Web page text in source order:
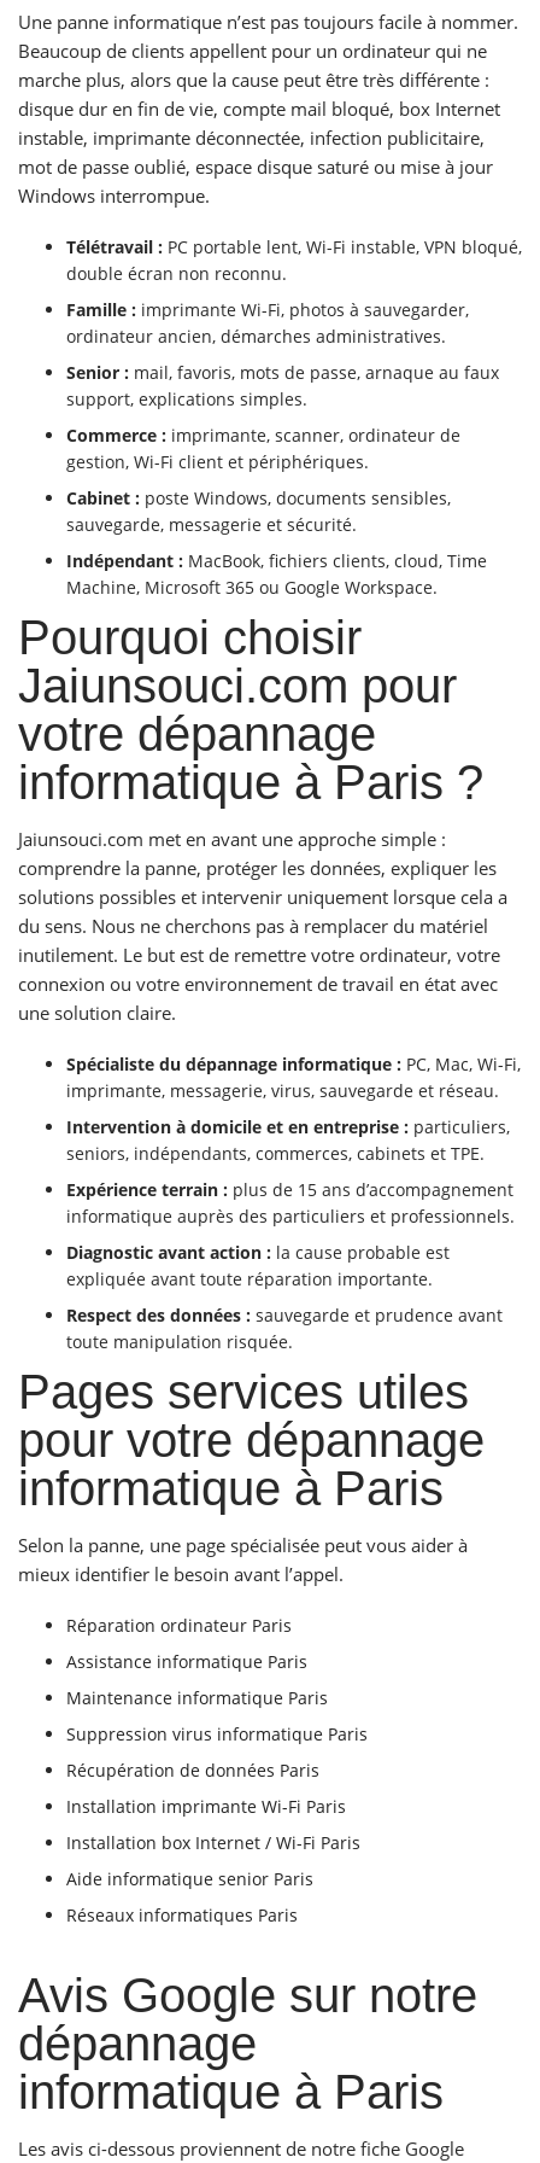
Une panne informatique n’est pas toujours facile à nommer.
Beaucoup de clients appellent pour un ordinateur qui ne
marche plus, alors que la cause peut être très différente :
disque dur en fin de vie, compte mail bloqué, box Internet
instable, imprimante déconnectée, infection publicitaire,
mot de passe oublié, espace disque saturé ou mise à jour
Windows interrompue.
Télétravail : PC portable lent, Wi-Fi instable, VPN bloqué,
double écran non reconnu.
Famille : imprimante Wi-Fi, photos à sauvegarder,
ordinateur ancien, démarches administratives.
Senior : mail, favoris, mots de passe, arnaque au faux
support, explications simples.
Commerce : imprimante, scanner, ordinateur de
gestion, Wi-Fi client et périphériques.
Cabinet : poste Windows, documents sensibles,
sauvegarde, messagerie et sécurité.
Indépendant : MacBook, fichiers clients, cloud, Time
Machine, Microsoft 365 ou Google Workspace.
Pourquoi choisir
Jaiunsouci.com pour
votre dépannage
informatique à Paris ?
Jaiunsouci.com met en avant une approche simple :
comprendre la panne, protéger les données, expliquer les
solutions possibles et intervenir uniquement lorsque cela a
du sens. Nous ne cherchons pas à remplacer du matériel
inutilement. Le but est de remettre votre ordinateur, votre
connexion ou votre environnement de travail en état avec
une solution claire.
Spécialiste du dépannage informatique : PC, Mac, Wi-Fi,
imprimante, messagerie, virus, sauvegarde et réseau.
Intervention à domicile et en entreprise : particuliers,
seniors, indépendants, commerces, cabinets et TPE.
Expérience terrain : plus de 15 ans d’accompagnement
informatique auprès des particuliers et professionnels.
Diagnostic avant action : la cause probable est
expliquée avant toute réparation importante.
Respect des données : sauvegarde et prudence avant
toute manipulation risquée.
Pages services utiles
pour votre dépannage
informatique à Paris
Selon la panne, une page spécialisée peut vous aider à
mieux identifier le besoin avant l’appel.
Réparation ordinateur Paris
Assistance informatique Paris
Maintenance informatique Paris
Suppression virus informatique Paris
Récupération de données Paris
Installation imprimante Wi-Fi Paris
Installation box Internet / Wi-Fi Paris
Aide informatique senior Paris
Réseaux informatiques Paris
Avis Google sur notre
dépannage
informatique à Paris
Les avis ci-dessous proviennent de notre fiche Google